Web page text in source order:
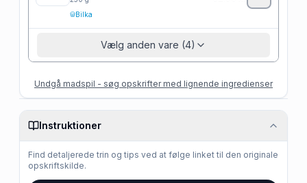
Bilka
Vælg anden vare (4)
Undgå madspil - søg opskrifter med lignende ingredienser
Instruktioner
Find detaljerede trin og tips ved at følge linket til den originale
opskriftskilde.